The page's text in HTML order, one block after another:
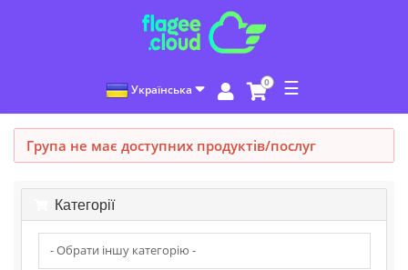
Українська 0 ☰
Група не має доступних продуктів/послуг
Категорії